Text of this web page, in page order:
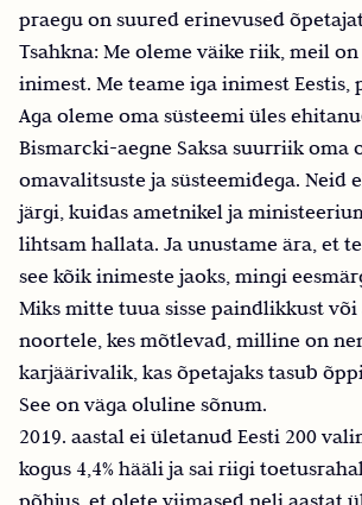
praegu on suured erinevused
Tsahkna: Me oleme väike riik, meil
inimest. Me teame iga inimest Eestis,
Aga oleme oma süsteemi üles
Bismarcki-aegne Saksa suurriik oma
omavalitsuste ja süsteemidega. Neid
järgi, kuidas ametnikel ja
lihtsam hallata. Ja unustame ära, et
see kõik inimeste jaoks, mingi
Miks mitte tuua sisse paindlikkust või
noortele, kes mõtlevad, milline on
karjäärivalik, kas õpetajaks tasub
See on väga oluline sõnum.
2019. aastal ei ületanud Eesti 200
kogus 4,4% hääli ja sai riigi
põhjus, et olete viimased neli aastat